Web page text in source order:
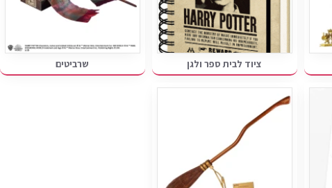
ציוד לבית ספר ולגן שרביטים